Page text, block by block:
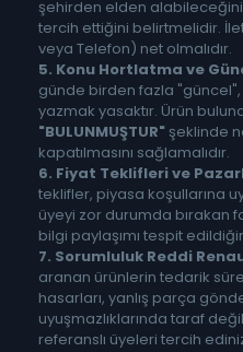
şehirden elden
tercih ettiğini belirtmelidir.
veya Telefon) net olmalıdır.
5. Konu Hortlatma ve
günde birden fazla
yazmak yasaktır. Ürün
"BULUNMUŞTUR"şeklinde
kapatılmasını sağlamalıdır.
6. Fiyat Teklifleri ve
teklifler, piyasa koşullarına
üyeyi zor durumda bırakan
bilgi paylaşımı tespit
7. Sorumluluk Reddi
aranan ürünlerin tedarik
hasarları, yanlış parça
uyuşmazlıklarında taraf
referanslı üyeleri tercih